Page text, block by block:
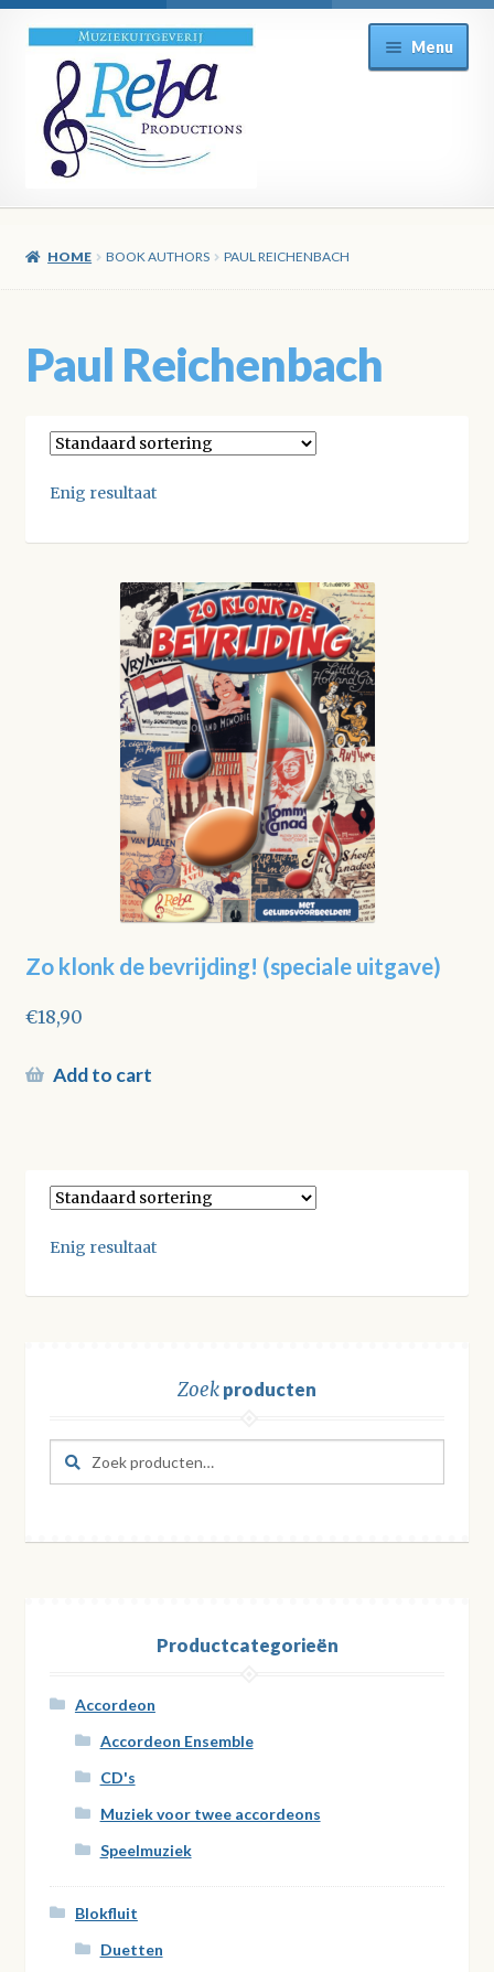
Ga
door
naar
navigatie
Ga
direct
naar
de
inhoud
Menu
HOME BOOK AUTHORS PAUL REICHENBACH
Paul Reichenbach
Enig resultaat
Zo klonk de bevrijding! (speciale uitgave)
€18,90
Add to cart
Enig resultaat
Zoekproducten
Zoeken
naar:
Zoeken
Productcategorieën
Accordeon
Accordeon Ensemble
CD's
Muziek voor twee accordeons
Speelmuziek
Blokfluit
Duetten